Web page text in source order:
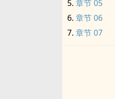
章节 05
章节 06
章节 07